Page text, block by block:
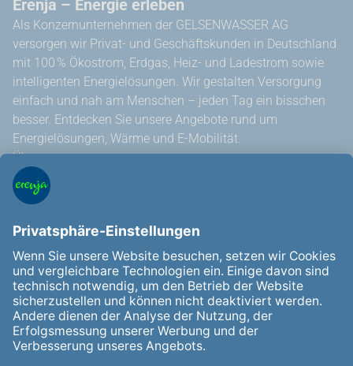
Erenja – Energie erleben
Als Konzernunternehmen der GELSENWASSER AG
versorgen wir Privat- und Geschäftskunden in Deutschland
mit 100 % Ökostrom, Erdgas, Heiz- und Ladestrom sowie
intelligenten Energielösungen. Wir gestalten Versorgung
einfach und nah am Menschen – jeden Tag ein bisschen
besser. Entdecken Sie unsere Angebote rund um
Energielösungen, Wärme und E-Mobilität.
Über uns
Service
Mein Account
Zählerstand erfassen
Hilfe und Kontakt
Vertrag kündigen
Vertrag widerrufen
Allgemeine Hinweise
Außergerichtliche Streitbeilegung